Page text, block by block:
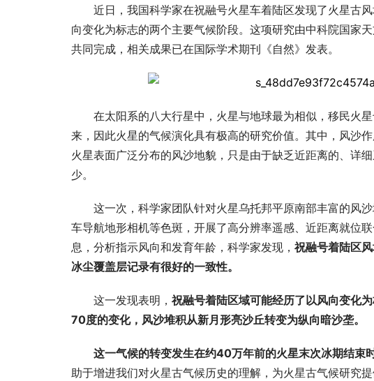
近日，我国科学家在祝融号火星车着陆区发现了火星古
向变化为标志的两个主要气候阶段。这项研究由中科院国家
共同完成，相关成果已在国际学术期刊《自然》发表。
在太阳系的八大行星中，火星与地球最为相似，移民火
来，因此火星的气候演化具有极高的研究价值。其中，风沙
火星表面广泛分布的风沙地貌，只是由于缺乏近距离的、详
少。
这一次，科学家团队针对火星乌托邦平原南部丰富的风
车导航地形相机等色斑，开展了高分辨率遥感、近距离就位
息，分析指示风向和发育年龄，科学家发现， 祝融号着陆区
冰尘覆盖层记录有很好的一致性。
这一发现表明， 祝融号着陆区域可能经历了以风向变化
70度的变化，风沙堆积从新月形亮沙丘转变为纵向暗沙垄。
这一气候的转变发生在约40万年前的火星末次冰期结束
助于增进我们对火星古气候历史的理解，为火星古气候研究